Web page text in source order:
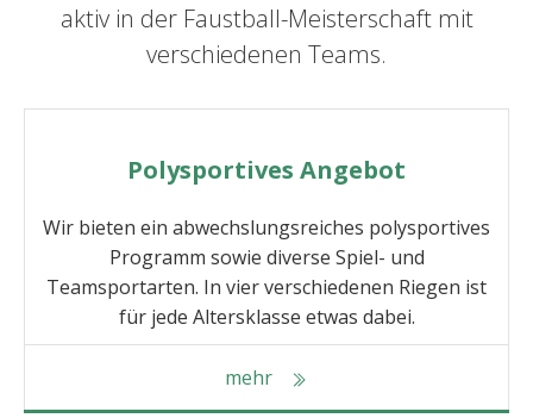
aktiv in der Faustball-Meisterschaft mit
verschiedenen Teams.
Polysportives Angebot
Wir bieten ein abwechslungsreiches polysportives
Programm sowie diverse Spiel- und
Teamsportarten. In vier verschiedenen Riegen ist
für jede Altersklasse etwas dabei.
mehr